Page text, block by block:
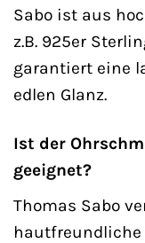
Sabo ist aus
z.B. 925er
garantiert eine
edlen Glanz.
Ist der
geeignet?
Thomas Sabo
hautfreundliche